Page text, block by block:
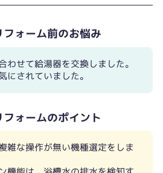
フォーム前のお悩み
わせて給湯器を交換しました。
にされていました。
フォームのポイント
雑な操作が無い機種選定をしま